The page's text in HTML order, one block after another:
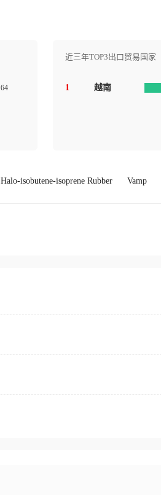
64
近三年TOP3出口贸易国家
1 越南
Halo-isobutene-isoprene Rubber Vamp